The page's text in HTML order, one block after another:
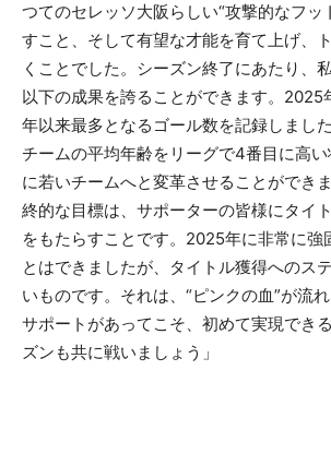
つてのセレッソ大阪らしい“攻撃的なフッ
すこと、そして有望な才能を育て上げ、
くことでした。シーズン終了にあたり、
以下の成果を誇ることができます。2025
年以来最多となるゴール数を記録しまし
チームの平均年齢をリーグで4番目に高
に若いチームへと変革させることができ
終的な目標は、サポーターの皆様にタイ
をもたらすことです。2025年に非常に強
とはできましたが、タイトル獲得へのス
いものです。それは、“ピンクの血”が流
サポートがあってこそ、初めて実現でき
ズンも共に戦いましょう」